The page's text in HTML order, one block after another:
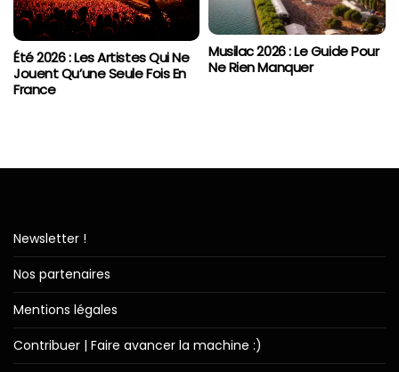
Été 2026 : Les Artistes Qui Ne
Jouent Qu’une Seule Fois En
France
Musilac 2026 : Le Guide Pour
Ne Rien Manquer
Newsletter !
Nos partenaires
Mentions légales
Contribuer | Faire avancer la machine :)